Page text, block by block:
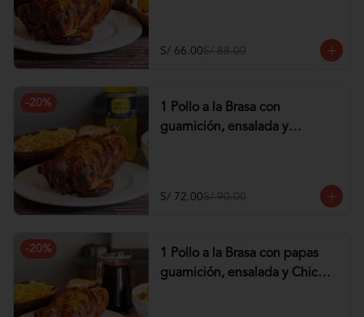
S/ 66.00S/ 88.00
-20%
1 Pollo a la Brasa con
guarnición, ensalada y
S/ 72.00S/ 90.00
-20%
1 Pollo a la Brasa con papas
guarnición, ensalada y Chicha